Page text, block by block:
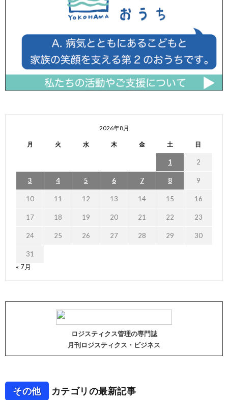
2026年8月
月 火 水 木 金 土 日
1 2
3 4 5 6 7 8 9
10 11 12 13 14 15 16
17 18 19 20 21 22 23
24 25 26 27 28 29 30
31
« 7月
ロジスティクス管理の専門誌
月刊ロジスティクス・ビジネス
その他 カテゴリの最新記事